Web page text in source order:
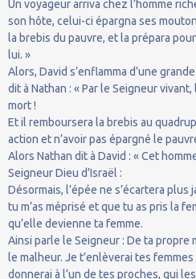
Un voyageur arriva chez l’homme
son hôte, celui-ci épargna ses
la brebis du pauvre, et la prépara
lui. »
Alors, David s’enflamma d’une
dit à Nathan : « Par le Seigneur
mort !
Et il remboursera la brebis au
action et n’avoir pas épargné le
Alors Nathan dit à David : « Cet
Seigneur Dieu d’Israël :
Désormais, l’épée ne s’écartera plus
tu m’as méprisé et que tu as pris la
qu’elle devienne ta femme.
Ainsi parle le Seigneur : De ta propre
le malheur. Je t’enlèverai tes
donnerai à l’un de tes proches, qui